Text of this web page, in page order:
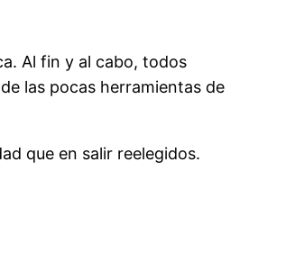
Al fin y al cabo, todos
las pocas herramientas de
que en salir reelegidos.